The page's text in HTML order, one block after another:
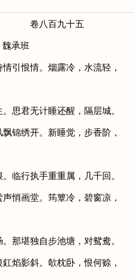
十五
承班
恨情。烟露冷，水流轻，
君无计睡还醒，隔层城。
绣开。新睡觉，步香阶，
行执手重重属，几千回。
画堂。筠簟冷，碧窗凉，
堪独自步池塘，对鸳鸯。
影斜。欹枕卧，恨何赊，